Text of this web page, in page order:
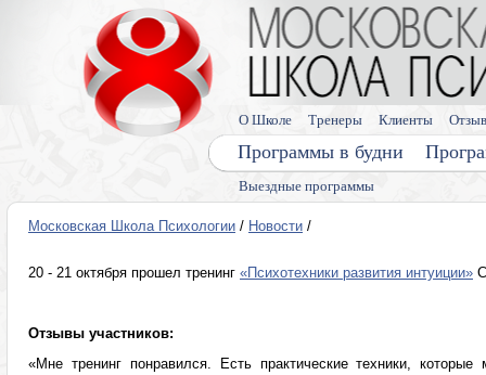
Выездные программы
Программы в будни
О Школе Тренеры Клиенты
Московская Школа Психологии / Новости /
20 - 21 октября прошел тренинг «Психотехники развития интуиции»
Отзывы участников:
«Мне тренинг понравился. Есть практические техники,